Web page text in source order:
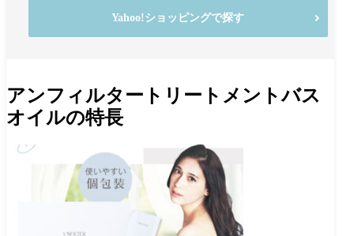
Yahoo!ショッピングで探す
アンフィルタートリートメントバス
オイルの特長